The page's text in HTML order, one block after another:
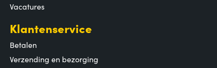
Vacatures
Klantenservice
Betalen
Verzending en bezorging